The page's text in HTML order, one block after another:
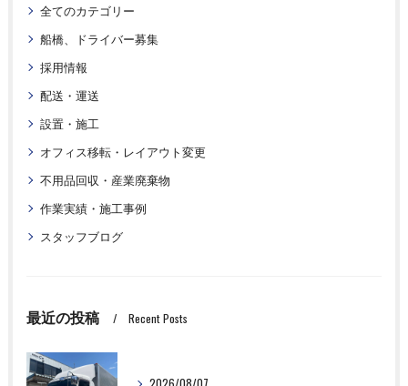
全てのカテゴリー
船橋、ドライバー募集
採用情報
配送・運送
設置・施工
オフィス移転・レイアウト変更
不用品回収・産業廃棄物
作業実績・施工事例
スタッフブログ
最近の投稿 Recent Posts